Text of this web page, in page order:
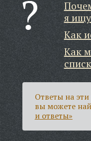
я
Как
Как
Ответы на
вы можете
и ответы»